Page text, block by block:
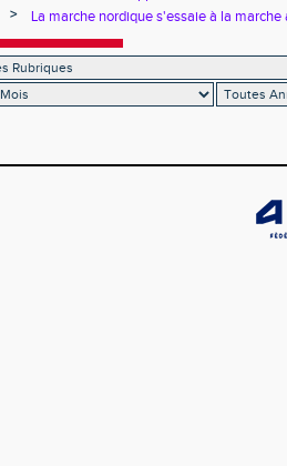
> La marche nordique s'essaie à la